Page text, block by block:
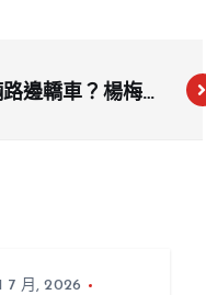
邊轎車？楊梅深
7 月, 2026